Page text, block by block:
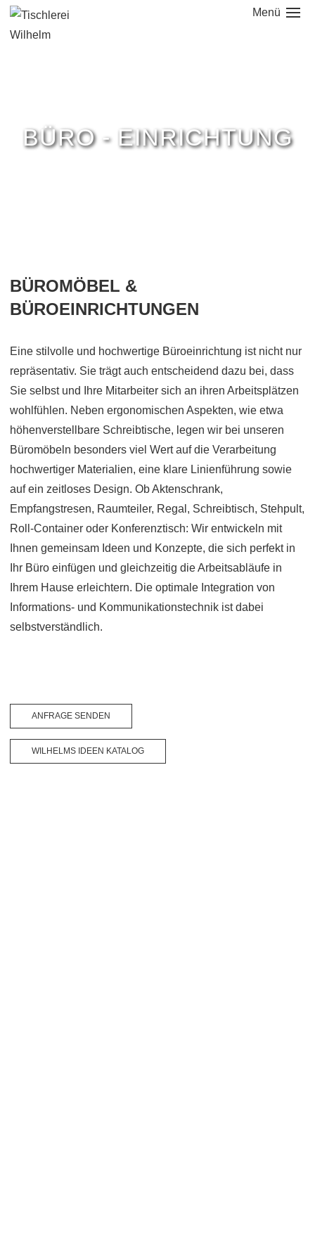
Menü
BÜRO - EINRICHTUNG
BÜROMÖBEL &
BÜROEINRICHTUNGEN
Eine stilvolle und hochwertige Büroeinrichtung ist nicht nur
repräsentativ. Sie trägt auch entscheidend dazu bei, dass
Sie selbst und Ihre Mitarbeiter sich an ihren Arbeitsplätzen
wohlfühlen. Neben ergonomischen Aspekten, wie etwa
höhenverstellbare Schreibtische, legen wir bei unseren
Büromöbeln besonders viel Wert auf die Verarbeitung
hochwertiger Materialien, eine klare Linienführung sowie
auf ein zeitloses Design. Ob Aktenschrank,
Empfangstresen, Raumteiler, Regal, Schreibtisch, Stehpult,
Roll-Container oder Konferenztisch: Wir entwickeln mit
Ihnen gemeinsam Ideen und Konzepte, die sich perfekt in
Ihr Büro einfügen und gleichzeitig die Arbeitsabläufe in
Ihrem Hause erleichtern. Die optimale Integration von
Informations- und Kommunikationstechnik ist dabei
selbstverständlich.
ANFRAGE SENDEN
WILHELMS IDEEN KATALOG